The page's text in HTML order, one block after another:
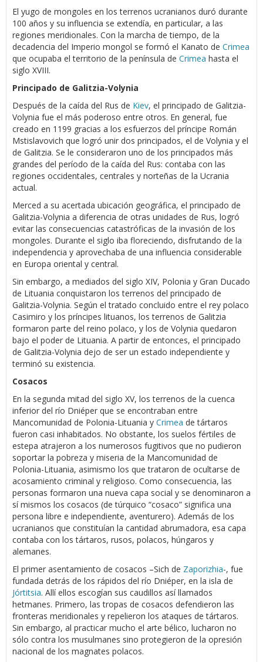
El yugo de mongoles en los terrenos ucranianos duró durante
100 años y su influencia se extendía, en particular, a las
regiones meridionales. Con la marcha de tiempo, de la
decadencia del Imperio mongol se formó el Kanato de Crimea
que ocupaba el territorio de la península de Crimea hasta el
siglo XVIII.
Principado de Galitzia-Volynia
Después de la caída del Rus de Kiev, el principado de Galitzia-
Volynia fue el más poderoso entre otros. En general, fue
creado en 1199 gracias a los esfuerzos del príncipe Román
Mstislavovich que logró unir dos principados, el de Volynia y el
de Galitzia. Se le consideraron uno de los principados más
grandes del período de la caída del Rus: contaba con las
regiones occidentales, centrales y norteñas de la Ucrania
actual.
Merced a su acertada ubicación geográfica, el principado de
Galitzia-Volynia a diferencia de otras unidades de Rus, logró
evitar las consecuencias catastróficas de la invasión de los
mongoles. Durante el siglo iba floreciendo, disfrutando de la
independencia y aprovechaba de una influencia considerable
en Europa oriental y central.
Sin embargo, a mediados del siglo XIV, Polonia y Gran Ducado
de Lituania conquistaron los terrenos del principado de
Galitzia-Volynia. Según el tratado concluido entre el rey polaco
Casimiro y los príncipes lituanos, los terrenos de Galitzia
formaron parte del reino polaco, y los de Volynia quedaron
bajo el poder de Lituania. A partir de entonces, el principado
de Galitzia-Volynia dejo de ser un estado independiente y
terminó su existencia.
Cosacos
En la segunda mitad del siglo XV, los terrenos de la cuenca
inferior del río Dniéper que se encontraban entre
Mancomunidad de Polonia-Lituania y Crimea de tártaros
fueron casi inhabitados. No obstante, los suelos fértiles de
estepa atrajeron a los numerosos fugitivos que no pudieron
soportar la pobreza y miseria de la Mancomunidad de
Polonia-Lituania, asimismo los que trataron de ocultarse de
acosamiento criminal y religioso. Como consecuencia, las
personas formaron una nueva capa social y se denominaron a
sí mismos los cosacos (de túrquico “cosaco” significa una
persona libre e independiente, aventurero). Además de los
ucranianos que constituían la cantidad abrumadora, esa capa
contaba con los tártaros, rusos, polacos, húngaros y
alemanes.
El primer asentamiento de cosacos –Sich de Zaporizhia-, fue
fundada detrás de los rápidos del río Dniéper, en la isla de
Jórtitsia. Allí ellos escogían sus caudillos así llamados
hetmanes. Primero, las tropas de cosacos defendieron las
fronteras meridionales y repelieron los ataques de tártaros.
Sin embargo, al practicar mucho el arte bélico, lucharon no
sólo contra los musulmanes sino protegieron de la opresión
nacional de los magnates polacos.